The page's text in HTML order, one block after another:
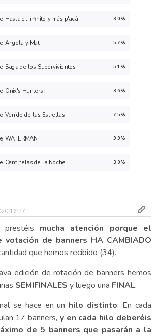
Hasta el infinito y más p'acá 3,0%
Angela y Mat 5,7%
Saga de los Supervivientes 5,1%
Onix's Hunters 3,6%
Venido de las Estrellas 7,5%
WATERMAN 9,9%
Centinelas de la Noche 3,0%
16:37
prestéis mucha atención porque el
votación de banners HA CAMBIADO
que hemos recibido (34).
edición de rotación de banners hemos
SEMIFINALES y luego una FINAL.
se hace en un hilo distinto. En cada
17 banners, y en cada hilo deberéis
de 5 banners que pasarán a la